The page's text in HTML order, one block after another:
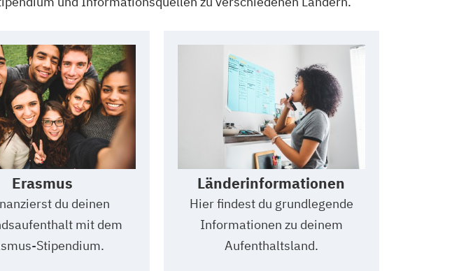
Erasmus
du deinen
mit dem
Stipendium.
Länderinformationen
Hier findest du grundlegende
Informationen zu deinem
Aufenthaltsland.